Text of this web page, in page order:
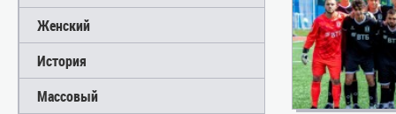
Женский
История
Массовый